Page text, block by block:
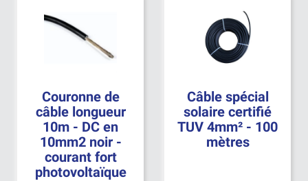
Couronne de
câble longueur
10m - DC en
10mm2 noir -
courant fort
photovoltaïque
Câble spécial
solaire certifié
TUV 4mm² - 100
mètres